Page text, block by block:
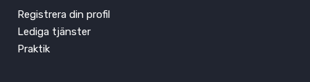
Registrera din profil
Lediga tjänster
Praktik